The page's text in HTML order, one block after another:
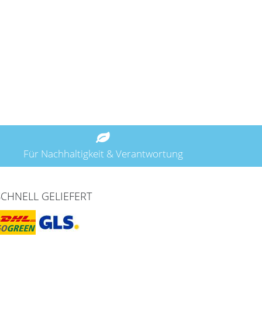
Für Nachhaltigkeit & Verantwortung
GELIEFERT